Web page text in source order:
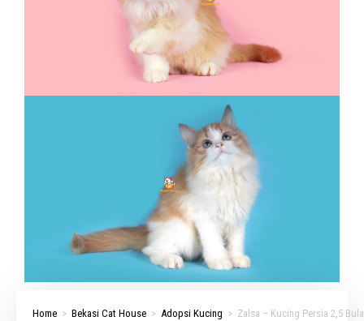
Home > Bekasi Cat House > Adopsi Kucing > Zalsa – Kucing Persia 2,5